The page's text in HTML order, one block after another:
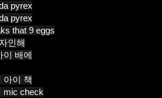
pyrex
pyrex
that 9 eggs
인해
이 배에
아이 책
mic check